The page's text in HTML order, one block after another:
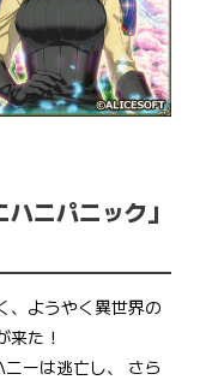
ニパニック」
、ようやく異世界の
た！
ーは逃亡し、 さら